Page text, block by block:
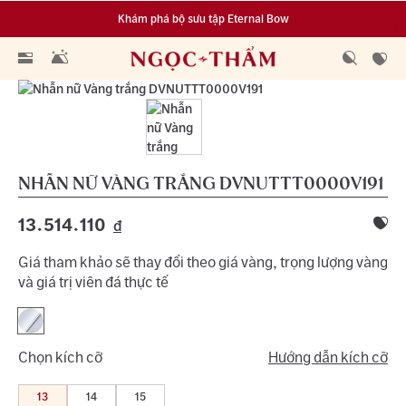
Khám phá bộ sưu tập Eternal Bow
Đa dạng lựa chọn tích luỹ từ 0.1 chỉ vàng 999.9
NHẪN NỮ VÀNG TRẮNG DVNUTTT0000V191
13.514.110 đ
Giá tham khảo sẽ thay đổi theo giá vàng, trọng lượng vàng
và giá trị viên đá thực tế
Chọn kích cỡ Hướng dẫn kích cỡ
13 14 15